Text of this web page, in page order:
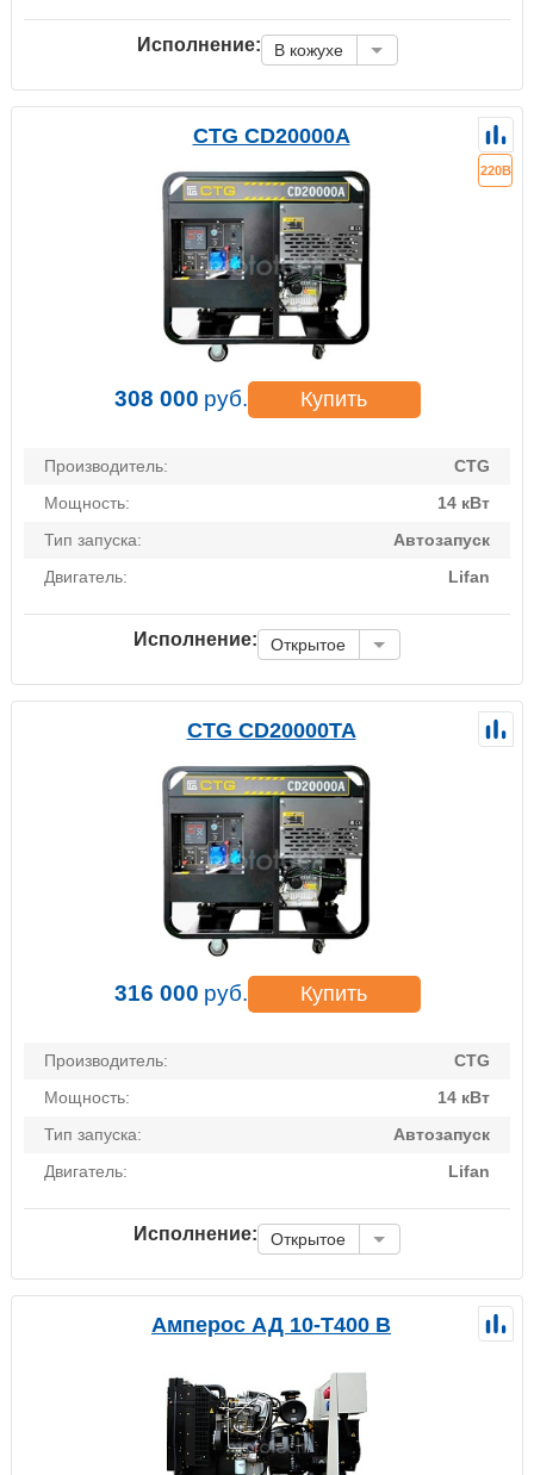
Исполнение: В кожухе
CTG CD20000A
220В
308 000 руб. Купить
Производитель:
CTG
Мощность:
14 кВт
Тип запуска:
Автозапуск
Двигатель:
Lifan
Исполнение: Открытое
CTG CD20000TA
316 000 руб. Купить
Производитель:
CTG
Мощность:
14 кВт
Тип запуска:
Автозапуск
Двигатель:
Lifan
Исполнение: Открытое
Амперос АД 10-Т400 B